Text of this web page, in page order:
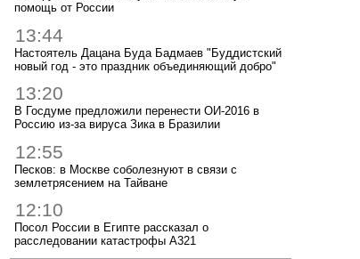
помощь от России
13:44
Настоятель Дацана Буда Бадмаев "Буддистский
новый год - это праздник объединяющий добро"
13:20
В Госдуме предложили перенести ОИ-2016 в
Россию из-за вируса Зика в Бразилии
12:55
Песков: в Москве соболезнуют в связи с
землетрясением на Тайване
12:10
Посол России в Египте рассказал о
расследовании катастрофы A321